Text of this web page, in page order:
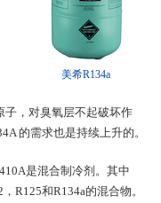
美希R134a
子，对臭氧层不起破坏作
的需求也是持续上升的。
是混合制冷剂。其中
R125和R134a的混合物。